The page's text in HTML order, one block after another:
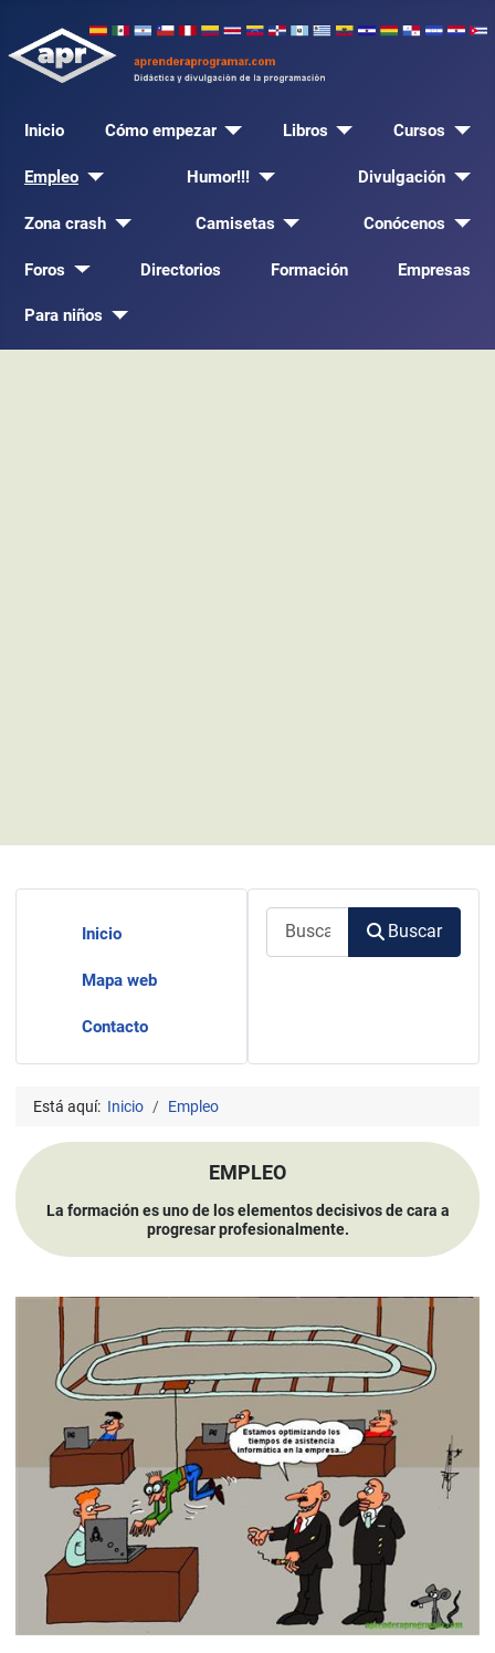
Inicio Cómo empezar Libros Cursos
Empleo Humor!!! Divulgación
Zona crash Camisetas Conócenos
Foros Directorios Formación Empresas
Para niños
Inicio
Mapa web
Contacto
Buscar
Está aquí: Inicio Empleo
EMPLEO
La formación es uno de los elementos decisivos de cara a
progresar profesionalmente.